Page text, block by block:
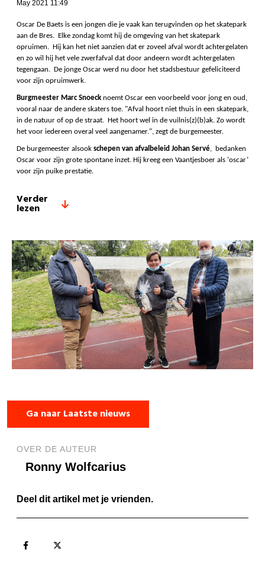
May 2021 11:49
Oscar De Baets is een jongen die je vaak kan terugvinden op het skatepark
aan de Bres. Elke zondag komt hij de omgeving van het skatepark
opruimen. Hij kan het niet aanzien dat er zoveel afval wordt achtergelaten
en zo wil hij het vele zwerfafval dat door andeern wordt achtergelaten
tegengaan. De jonge Oscar werd nu door het stadsbestuur gefeliciteerd
voor zijn opruimwerk.
Burgmeester Marc Snoeck noemt Oscar een voorbeeld voor jong en oud,
vooral naar de andere skaters toe. "Afval hoort niet thuis in een skatepark,
in de natuur of op de straat. Het hoort wel in de vuilnis(z)(b)ak. Zo wordt
het voor iedereen overal veel aangenamer.", zegt de burgemeester.
De burgemeester alsook schepen van afvalbeleid Johan Servé, bedanken
Oscar voor zijn grote spontane inzet. Hij kreeg een Vaantjesboer als ‘oscar’
voor zijn puike prestatie.
Verder
lezen
Ga naar Laatste nieuws
OVER DE AUTEUR
Ronny Wolfcarius
Deel dit artikel met je vrienden.